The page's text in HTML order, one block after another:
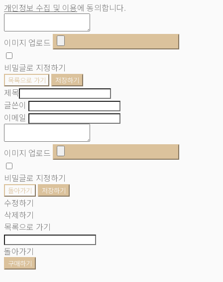
개인정보 수집 및 이용에 동의합니다.
이미지 업로드
비밀글로 지정하기
목록으로 가기 저장하기
제목
글쓴이
이메일
이미지 업로드
비밀글로 지정하기
돌아가기 저장하기
수정하기
삭제하기
목록으로 가기
돌아가기
구매하기